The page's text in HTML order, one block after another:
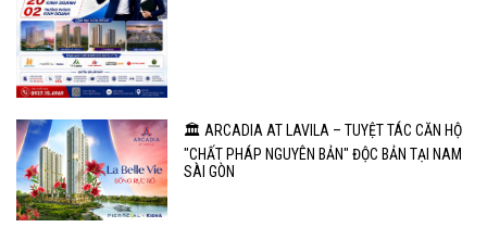
🏛️ ARCADIA AT LAVILA – TUYỆT TÁC CĂN HỘ
"CHẤT PHÁP NGUYÊN BẢN" ĐỘC BẢN TẠI NAM
SÀI GÒN